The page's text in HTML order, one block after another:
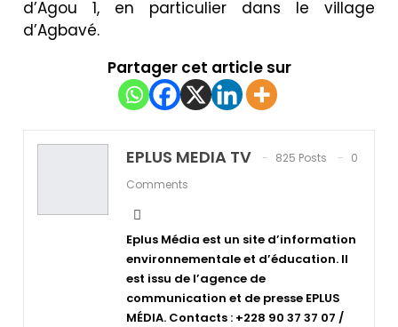
d’Agou 1, en particulier dans le village
d’Agbavé.
Partager cet article sur
EPLUS MEDIA TV 825 Posts
0
Comments
Eplus Média est un site d’information
environnementale et d’éducation. Il
est issu de l’agence de
communication et de presse EPLUS
MÉDIA. Contacts : +228 90 37 37 07 /